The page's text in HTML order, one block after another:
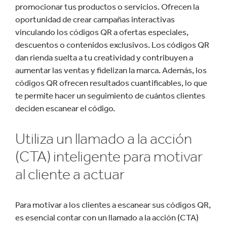
promocionar tus productos o servicios. Ofrecen la
oportunidad de crear campañas interactivas
vinculando los códigos QR a ofertas especiales,
descuentos o contenidos exclusivos. Los códigos QR
dan rienda suelta a tu creatividad y contribuyen a
aumentar las ventas y fidelizan la marca. Además, los
códigos QR ofrecen resultados cuantificables, lo que
te permite hacer un seguimiento de cuántos clientes
deciden escanear el código.
Utiliza un llamado a la acción
(CTA) inteligente para motivar
al cliente a actuar
Para motivar a los clientes a escanear sus códigos QR,
es esencial contar con un llamado a la acción (CTA)